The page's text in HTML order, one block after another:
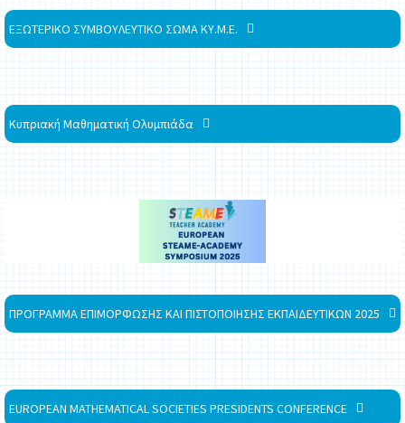
ΕΞΩΤΕΡΙΚΟ ΣΥΜΒΟΥΛΕΥΤΙΚΟ ΣΩΜΑ ΚΥ.Μ.Ε.
Κυπριακή Μαθηματική Ολυμπιάδα
ΠΡΟΓΡΑΜΜΑ ΕΠΙΜΟΡΦΩΣΗΣ ΚΑΙ ΠΙΣΤΟΠΟΙΗΣΗΣ ΕΚΠΑΙΔΕΥΤΙΚΩΝ 2025
EUROPEAN MATHEMATICAL SOCIETIES PRESIDENTS CONFERENCE